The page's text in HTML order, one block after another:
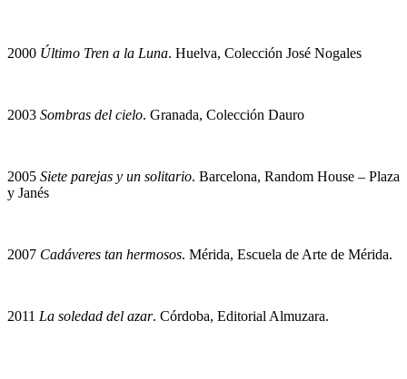
2000 Último Tren a la Luna. Huelva, Colección José Nogales
2003 Sombras del cielo. Granada, Colección Dauro
2005 Siete parejas y un solitario. Barcelona, Random House – Plaza
y Janés
2007 Cadáveres tan hermosos. Mérida, Escuela de Arte de Mérida.
2011 La soledad del azar. Córdoba, Editorial Almuzara.